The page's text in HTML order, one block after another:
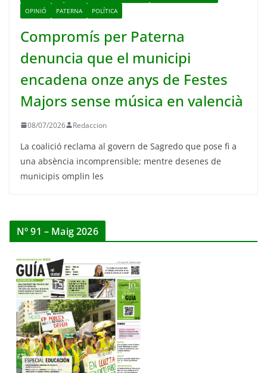
OPINIÓ
PATERNA POLÍTICA
Compromís per Paterna
denuncia que el municipi
encadena onze anys de Festes
Majors sense música en valencià
08/07/2026 Redaccion
La coalició reclama al govern de Sagredo que pose fi a
una absència incomprensible; mentre desenes de
municipis omplin les
Nº 91 – Maig 2026